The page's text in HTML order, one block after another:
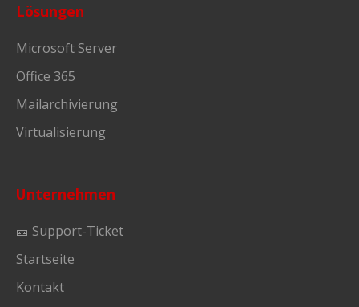
Lösungen
Microsoft Server
Office 365
Mailarchivierung
Virtualisierung
Unternehmen
🎫 Support-Ticket
Startseite
Kontakt